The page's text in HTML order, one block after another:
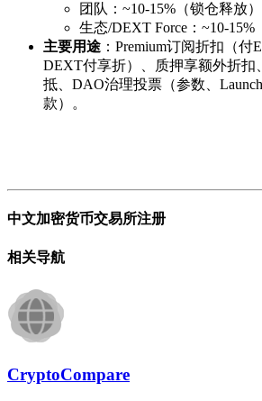
团队：~10-15%（锁仓释放）
生态/DEXT Force：~10-15%
主要用途 ：Premium订阅折扣（付
DEXT付享折）、质押享额外折扣
抵、DAO治理投票（参数、
款）。
中文加密货币交易所注册
相关导航
CryptoCompare